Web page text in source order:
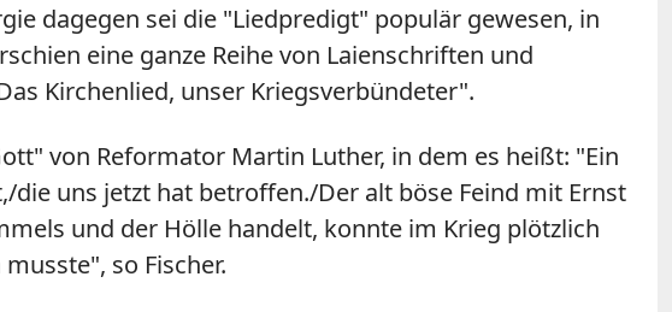
dagegen sei die "Liedpredigt" populär gewesen, in
eine ganze Reihe von Laienschriften und
Kirchenlied, unser Kriegsverbündeter".
von Reformator Martin Luther, in dem es heißt: "Ein
uns jetzt hat betroffen./Der alt böse Feind mit Ernst
und der Hölle handelt, konnte im Krieg plötzlich
so Fischer.